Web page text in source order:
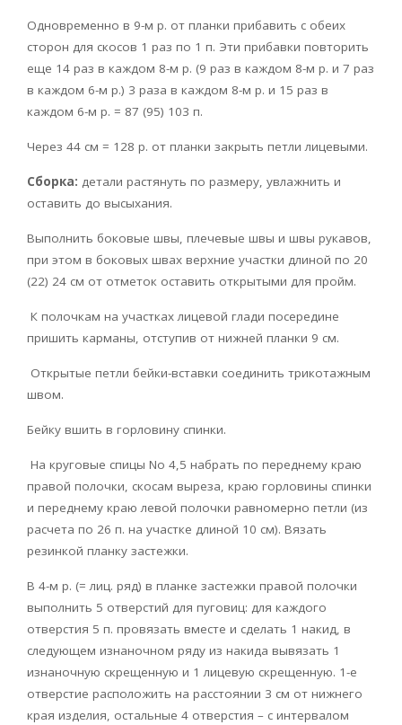
Одновременно в 9-м р. от планки прибавить с обеих
сторон для скосов 1 раз по 1 п. Эти прибавки повторить
еще 14 раз в каждом 8-м р. (9 раз в каждом 8-м р. и 7 раз
в каждом 6-м р.) 3 раза в каждом 8-м р. и 15 раз в
каждом 6-м р. = 87 (95) 103 п.
Через 44 см = 128 р. от планки закрыть петли лицевыми.
Сборка: детали растянуть по размеру, увлажнить и
оставить до высыхания.
Выполнить боковые швы, плечевые швы и швы рукавов,
при этом в боковых швах верхние участки длиной по 20
(22) 24 см от отметок оставить открытыми для пройм.
К полочкам на участках лицевой глади посередине
пришить карманы, отступив от нижней планки 9 см.
Открытые петли бейки-вставки соединить трикотажным
швом.
Бейку вшить в горловину спинки.
На круговые спицы No 4,5 набрать по переднему краю
правой полочки, скосам выреза, краю горловины спинки
и переднему краю левой полочки равномерно петли (из
расчета по 26 п. на участке длиной 10 см). Вязать
резинкой планку застежки.
В 4-м р. (= лиц. ряд) в планке застежки правой полочки
выполнить 5 отверстий для пуговиц: для каждого
отверстия 5 п. провязать вместе и сделать 1 накид, в
следующем изнаночном ряду из накида вывязать 1
изнаночную скрещенную и 1 лицевую скрещенную. 1-е
отверстие расположить на расстоянии 3 см от нижнего
края изделия, остальные 4 отверстия – с интервалом